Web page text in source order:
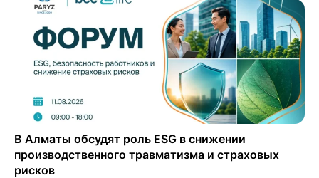
В Алматы обсудят роль ESG в снижении
производственного травматизма и страховых
рисков